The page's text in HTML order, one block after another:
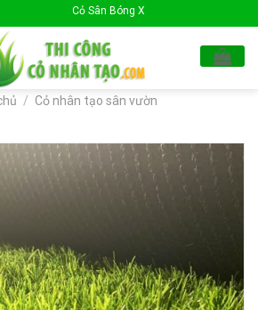
Cỏ Sân Bóng Xin Chào Quý Khách !
/ Cỏ nhân tạo sân vườn